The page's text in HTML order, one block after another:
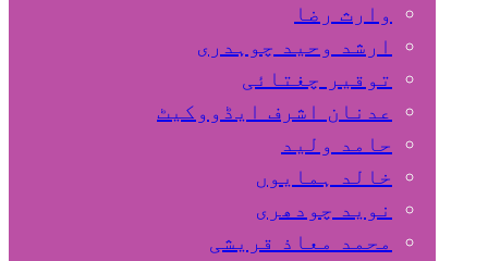
وارث رضا
ارشد وحید چوہدری
توقیر چغتائی
عدنان اشرف ایڈووکیٹ
حامد ولید
خالد ہمایوں
نوید چودھری
محمد معاذ قریشی